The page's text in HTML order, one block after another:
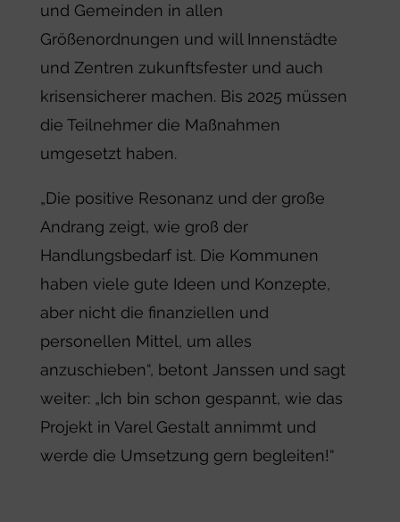
und Gemeinden in allen
Größenordnungen und will Innenstädte
und Zentren zukunftsfester und auch
krisensicherer machen. Bis 2025 müssen
die Teilnehmer die Maßnahmen
umgesetzt haben.
„Die positive Resonanz und der große
Andrang zeigt, wie groß der
Handlungsbedarf ist. Die Kommunen
haben viele gute Ideen und Konzepte,
aber nicht die finanziellen und
personellen Mittel, um alles
anzuschieben“, betont Janssen und sagt
weiter: „Ich bin schon gespannt, wie das
Projekt in Varel Gestalt annimmt und
werde die Umsetzung gern begleiten!“